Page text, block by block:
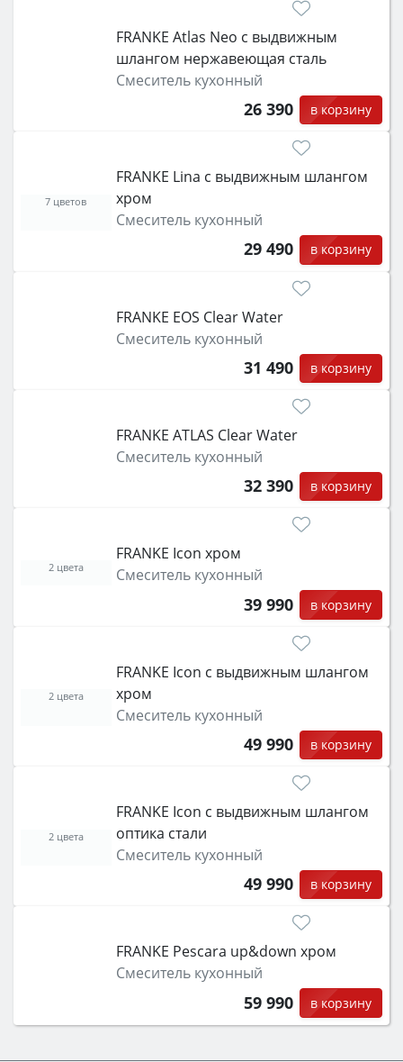
FRANKE Atlas Neo с выдвижным
шлангом нержавеющая сталь
Смеситель кухонный
26 390 в корзину
FRANKE Lina с выдвижным шлангом
хром
Смеситель кухонный
29 490 в корзину
7 цветов
FRANKE EOS Clear Water
Смеситель кухонный
31 490 в корзину
FRANKE ATLAS Clear Water
Смеситель кухонный
32 390 в корзину
FRANKE Icon хром
Смеситель кухонный
39 990 в корзину
2 цвета
FRANKE Icon с выдвижным шлангом
хром
Смеситель кухонный
49 990 в корзину
2 цвета
FRANKE Icon с выдвижным шлангом
оптика стали
Смеситель кухонный
49 990 в корзину
2 цвета
FRANKE Pescara up&down хром
Смеситель кухонный
59 990 в корзину